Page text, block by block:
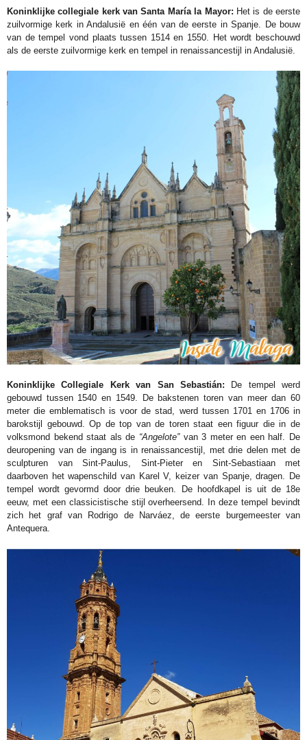
Koninklijke collegiale kerk van Santa María la Mayor: Het is de eerste
zuilvormige kerk in Andalusië en één van de eerste in Spanje. De bouw
van de tempel vond plaats tussen 1514 en 1550. Het wordt beschouwd
als de eerste zuilvormige kerk en tempel in renaissancestijl in Andalusië.
Koninklijke Collegiale Kerk van San Sebastián: De tempel werd
gebouwd tussen 1540 en 1549. De bakstenen toren van meer dan 60
meter die emblematisch is voor de stad, werd tussen 1701 en 1706 in
barokstijl gebouwd. Op de top van de toren staat een figuur die in de
volksmond bekend staat als de “Angelote”van 3 meter en een half. De
deuropening van de ingang is in renaissancestijl, met drie delen met de
sculpturen van Sint-Paulus, Sint-Pieter en Sint-Sebastiaan met
daarboven het wapenschild van Karel V, keizer van Spanje, dragen. De
tempel wordt gevormd door drie beuken. De hoofdkapel is uit de 18e
eeuw, met een classicistische stijl overheersend. In deze tempel bevindt
zich het graf van Rodrigo de Narváez, de eerste burgemeester van
Antequera.